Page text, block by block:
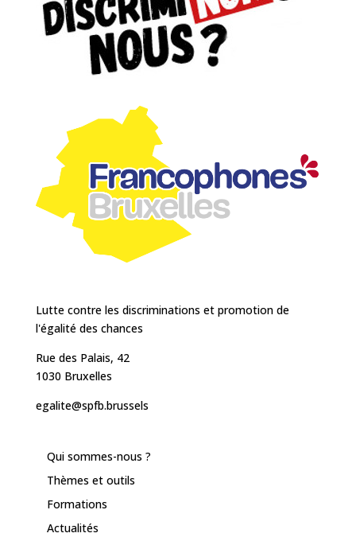
Lutte contre les discriminations et promotion de
l'égalité des chances
Rue des Palais, 42
1030 Bruxelles
egalite@spfb.brussels
Qui sommes-nous ?
Thèmes et outils
Formations
Actualités